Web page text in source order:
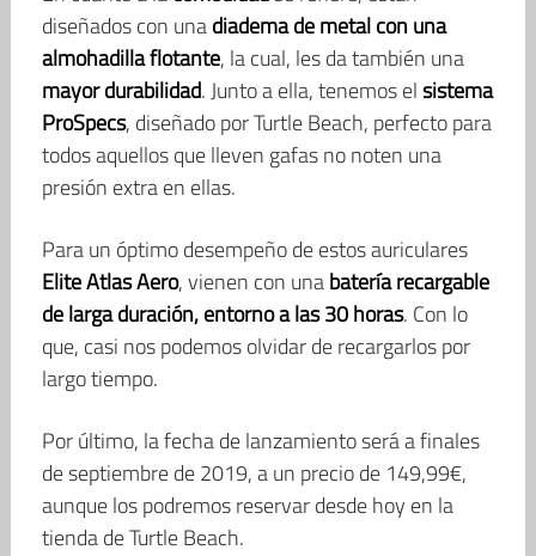
diseñados con unadiadema de metal con una
almohadilla flotante, la cual, les da también una
mayor durabilidad. Junto a ella, tenemos elsistema
ProSpecs, diseñado por Turtle Beach, perfecto para
todos aquellos que lleven gafas no noten una
presión extra en ellas.
Para un óptimo desempeño de estos auriculares
Elite Atlas Aero, vienen con unabatería recargable
de larga duración, entorno a las 30 horas. Con lo
que, casi nos podemos olvidar de recargarlos por
largo tiempo.
Por último, la fecha de lanzamiento será a finales
de septiembre de 2019, a un precio de 149,99€,
aunque los podremos reservar desde hoy en la
tienda de Turtle Beach.